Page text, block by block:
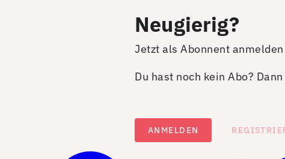
Neugierig?
Jetzt als Abonnent
Du hast noch kein Abo?
ANMELDEN